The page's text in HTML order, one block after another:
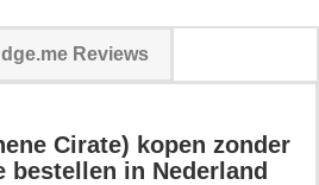
Reviews
Cirate) kopen zonder
bestellen in Nederland